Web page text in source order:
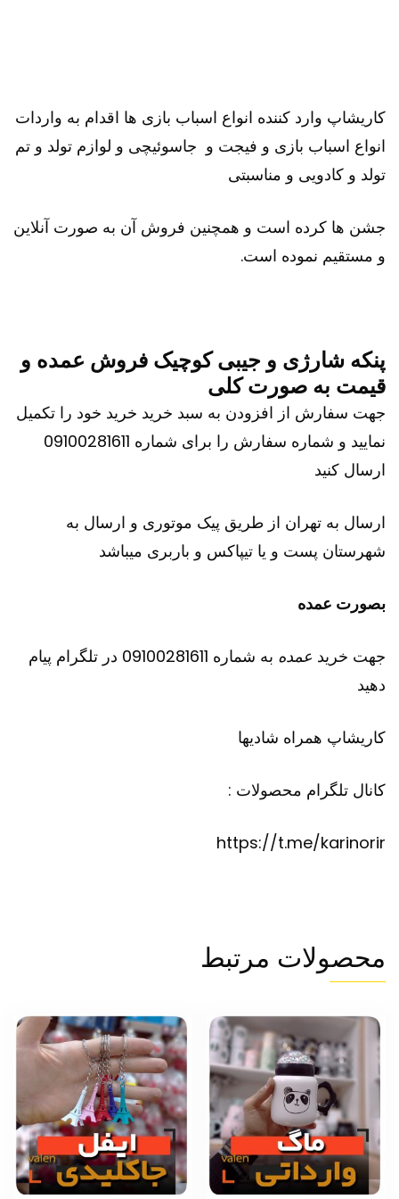
کاریشاپ وارد کننده انواع اسباب بازی ها اقدام به واردات
انواع اسباب بازی و فیجت و جاسوئیچی و لوازم تولد و تم
تولد و کادویی و مناسبتی
جشن ها کرده است و همچنین فروش آن به صورت آنلاین
و مستقیم نموده است.
پنکه شارژی و جیبی کوچیک فروش عمده و
قیمت به صورت کلی
جهت سفارش از افزودن به سبد خرید خرید خود را تکمیل
نمایید و شماره سفارش را برای شماره 09100281611
ارسال کنید
ارسال به تهران از طریق پیک موتوری و ارسال به
شهرستان پست و یا تیپاکس و باربری میباشد
بصورت عمده
جهت خرید عمده
به شماره 09100281611 در تلگرام پیام
دهید
کاریشاپ همراه شادیها
کانال تلگرام محصولات :
https://t.me/karinorir
محصولات مرتبط